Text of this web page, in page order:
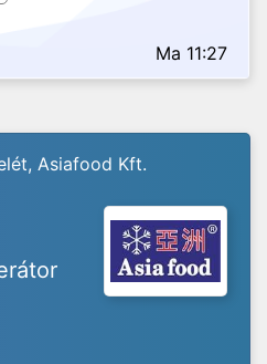
Ma 11:27
Asiafood Kft.